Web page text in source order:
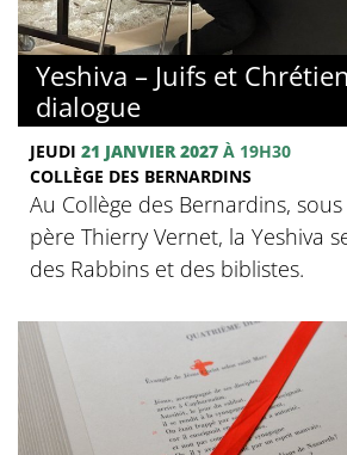
Yeshiva – Juifs et
dialogue
JEUDI 21 JANVIER 2027 À 19H30
COLLÈGE DES BERNARDINS
Au Collège des Bernardins,
père Thierry Vernet, la Yeshiva
des Rabbins et des biblistes.